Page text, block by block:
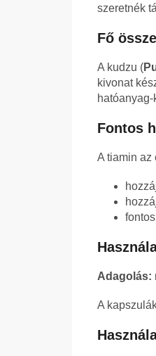
szeretnék
Fő
A kudzu (
kivonat
Fontos
A tiamin az
Adagolás:
A